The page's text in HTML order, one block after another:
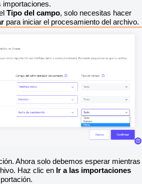
importaciones.
Tipo del campo, solo necesitas hacer
para iniciar el procesamiento del archivo.
Ahora solo debemos esperar mientras
Haz clic en Ir a las importaciones